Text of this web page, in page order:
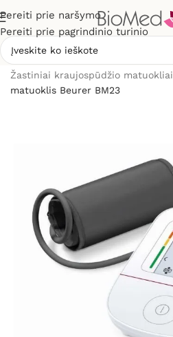
Pereiti prie naršymo
Pereiti prie pagrindinio turinio
Žastiniai kraujospūdžio matuokliai
matuoklis Beurer BM23